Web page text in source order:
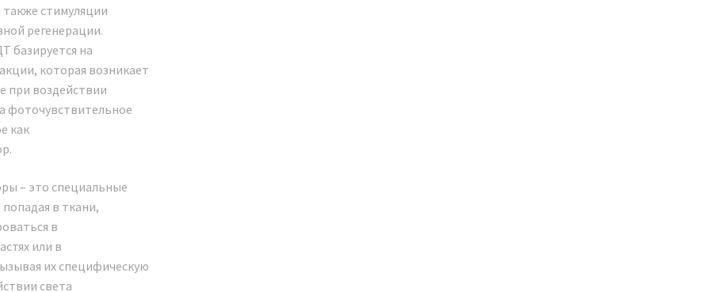
представителем
косметологические
Российской
осуществляет
без посредников,
и сервисное
протяжении
после него.
Аппарат
LED
Новинка 2024 г.
документов.
обучение и
стимуляции
регенерации.
базируется на
которая возникает
при воздействии
фоточувствительное
как
– это специальные
в ткани,
в
или в
их специфическую
света